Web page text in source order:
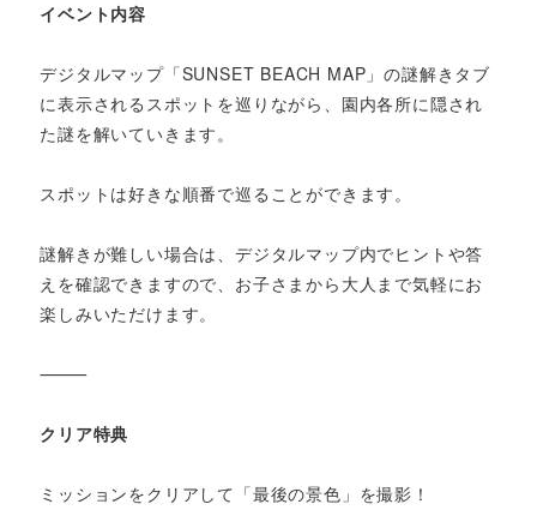
イベント内容
デジタルマップ「SUNSET BEACH MAP」の謎解きタブ
に表示されるスポットを巡りながら、園内各所に隠され
た謎を解いていきます。
スポットは好きな順番で巡ることができます。
謎解きが難しい場合は、デジタルマップ内でヒントや答
えを確認できますので、お子さまから大人まで気軽にお
楽しみいただけます。
⸻
クリア特典
ミッションをクリアして「最後の景色」を撮影！